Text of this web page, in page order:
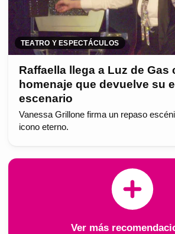
TEATRO Y ESPECTÁCULOS
Raffaella llega a Luz de Gas
homenaje que devuelve su
escenario
Vanessa Grillone firma un repaso
icono eterno.
Ver más